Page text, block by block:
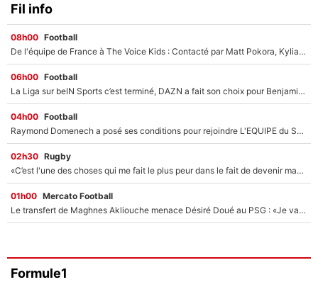
Fil info
08h00 Football
De l'équipe de France à The Voice Kids : Contacté par Matt Pokora, Kylian Mbappé a accepté de jouer un rôle inédit sur TF1 !
06h00 Football
La Liga sur beIN Sports c’est terminé, DAZN a fait son choix pour Benjamin Da Silva et Omar Da Fonseca !
04h00 Football
Raymond Domenech a posé ses conditions pour rejoindre L'EQUIPE du Soir : Il refuse de faire l'émission avec un autre chroniqueur !
02h30 Rugby
«C’est l'une des choses qui me fait le plus peur dans le fait de devenir maman» : En couple avec Antoine Dupont, Iris Mittenaere s'inquiète déjà pour ses futurs enfants !
01h00 Mercato Football
Le transfert de Maghnes Akliouche menace Désiré Doué au PSG : «Je valide à 200%»
Formule1